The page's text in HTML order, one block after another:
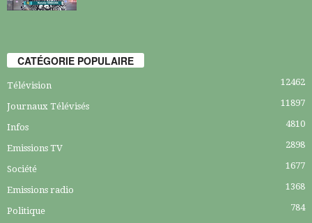
CATÉGORIE POPULAIRE
Télévision 12462
Journaux Télévisés 11897
Infos 4810
Emissions TV 2898
Société 1677
Emissions radio 1368
Politique 784